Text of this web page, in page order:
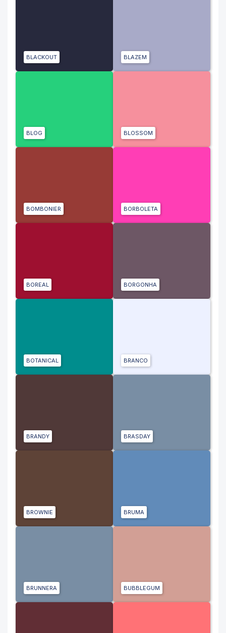
BLACKOUT BLAZEM
BLOG BLOSSOM
BOMBONIER BORBOLETA
BOREAL BORGONHA
BOTANICAL BRANCO
BRANDY BRASDAY
BROWNIE BRUMA
BRUNNERA BUBBLEGUM